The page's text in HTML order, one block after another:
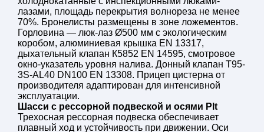
Шасси полуприцепа
Подвеска
рессорная, трехосная
Высота ССУ
1500-1500 мм
Оси
3 шт. маркиPlt
Шины
425/85R21
Опорные устройства
BPW грузоподъемностью 24/
Шкворень
2 дюйма
Тормозная система
барабанного типа с АБС
Электрооборудование
Держатель запасного
колеса
корзина под 1 колесо
лазами, площадь перекрытия волнореза не менее
70%. Бронелисты размещены в зоне ложементов.
Горловина — люк-лаз Ø500 мм с экологическим
коробом, алюминиевая крышка EN 13317,
дыхательный клапан К5852 EN 14595, смотровое
окно-указатель уровня налива. Донный клапан T95-
3S-AL40 DN100 EN 13308. Прицеп цистерна от
производителя адаптирован для интенсивной
эксплуатации.
Шасси с рессорной подвеской и осями Plt
Трехосная рессорная подвеска обеспечивает
плавный ход и устойчивость при движении. Оси